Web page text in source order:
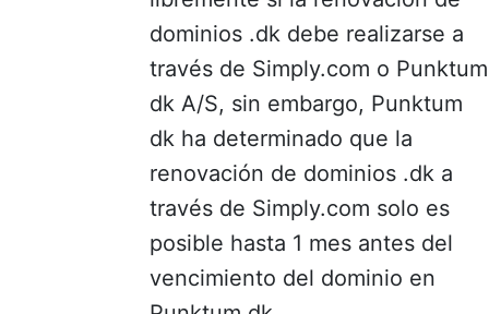
dominios .dk debe realizarse a
través de Simply.com o Punktum
dk A/S, sin embargo, Punktum
dk ha determinado que la
renovación de dominios .dk a
través de Simply.com solo es
posible hasta 1 mes antes del
vencimiento del dominio en